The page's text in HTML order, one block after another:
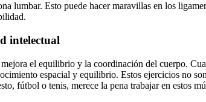
lumbar. Esto puede hacer maravillas en los
intelectual
el equilibrio y la coordinación del cuerpo.
espacial y equilibrio. Estos ejercicios no
fútbol o tenis, merece la pena trabajar en estos